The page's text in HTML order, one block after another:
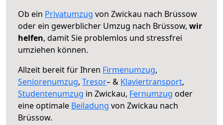
Ob ein Privatumzug von Zwickau nach Brüssow
oder ein gewerblicher Umzug nach Brüssow, wir
helfen, damit Sie problemlos und stressfrei
umziehen können.
Allzeit bereit für Ihren Firmenumzug,
Seniorenumzug, Tresor– & Klaviertransport,
Studentenumzug in Zwickau, Fernumzug oder
eine optimale Beiladung von Zwickau nach
Brüssow.